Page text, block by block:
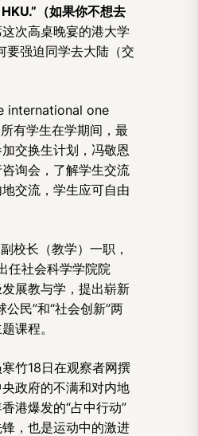
（如果你不想去
次高桌晚宴的港大学
要强迫同学去大陆（交
international one
有学生在学期间，最
交换生计划，冯敬恩
询会，了解学生交流
交流，学生应可自由
校长（教学）一职，
任社会科学学院院
展教与学，提出崭新
民”和“社会创新”两
课程。
竹18日在观察者网撰
政府的不满和对内地
港爆发的“占中行动”
，也是运动中的激进